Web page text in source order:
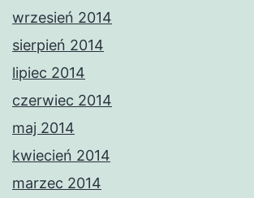
wrzesień 2014
sierpień 2014
lipiec 2014
czerwiec 2014
maj 2014
kwiecień 2014
marzec 2014